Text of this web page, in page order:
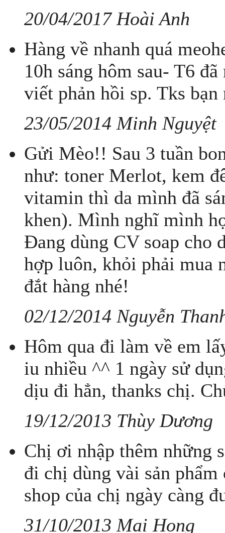
20/04/2017 Hoài Anh
Hàng về nhanh quá
10h sáng hôm sau- T6
viết phản hồi sp. Tks
23/05/2014 Minh Nguyệt
Gửi Mèo!! Sau 3 tuần
như: toner Merlot, kem
vitamin thì da mình đã
khen). Mình nghĩ mình
Đang dùng CV soap cho
hợp luôn, khỏi phải mua
đắt hàng nhé!
02/12/2014 Nguyễn
Hôm qua đi làm về em
iu nhiều ^^ 1 ngày sử
dịu đi hẳn, thanks chị.
19/12/2013 Thùy Dương
Chị ơi nhập thêm những
đi chị dùng vài sản
shop của chị ngày càng
31/10/2013 Mai Hong